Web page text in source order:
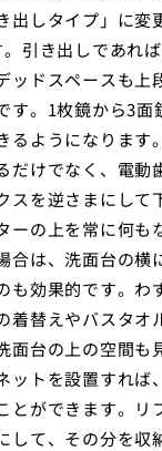
出しタイプ」に変
引き出しであれ
ッドスペースも
す。1枚鏡から3
るようになります
だけでなく、電動
スを逆さまにして
ーの上を常に何も
合は、洗面台の横
も効果的です。わ
着替えやバスタ
面台の上の空間も
ットを設置すれば
とができます。
して、その分を収